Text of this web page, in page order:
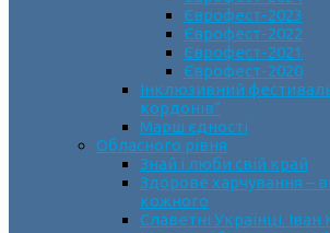
Єврофест-2023
Єврофест-2022
Єврофест-2021
Єврофест-2020
Інклюзивний
кордонів”
Марш єдності
Обласного рівня
Знай і люби свій край
Здорове харчування –
кожного
Славетні Українці.